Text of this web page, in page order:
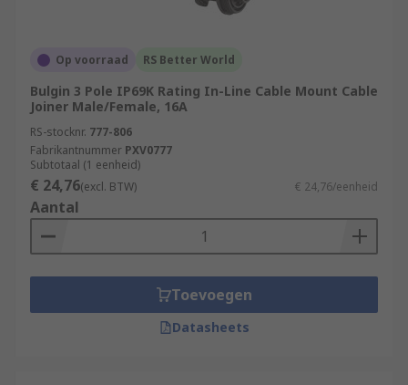
Op voorraad RS Better World
Bulgin 3 Pole IP69K Rating In-Line Cable Mount Cable
Joiner Male/Female, 16A
RS-stocknr. 777-806
Fabrikantnummer PXV0777
Subtotaal (1 eenheid)
€ 24,76(excl. BTW) € 24,76/eenheid
Aantal
Toevoegen
Datasheets